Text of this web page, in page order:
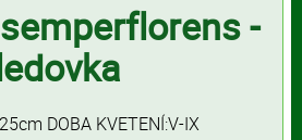
-
DOBA KVETENÍ:V-IX